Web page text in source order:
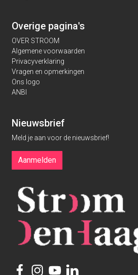
Overige pagina's
OVER STROOM
Algemene voorwaarden
Privacyverklaring
Vragen en opmerkingen
Ons logo
ANBI
Nieuwsbrief
Meld je aan voor de nieuwsbrief!
Aanmelden